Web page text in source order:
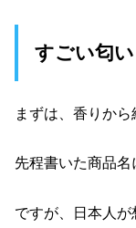
すごい匂い
まずは、香りから
先程書いた商品名
ですが、日本人